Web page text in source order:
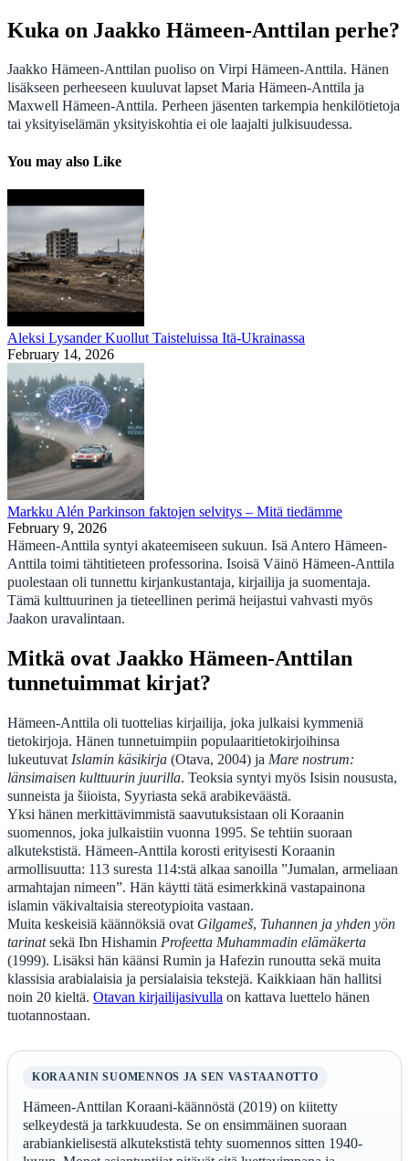
Kuka on Jaakko Hämeen-Anttilan perhe?
Jaakko Hämeen-Anttilan puoliso on Virpi Hämeen-Anttila. Hänen
lisäkseen perheeseen kuuluvat lapset Maria Hämeen-Anttila ja
Maxwell Hämeen-Anttila. Perheen jäsenten tarkempia henkilötietoja
tai yksityiselämän yksityiskohtia ei ole laajalti julkisuudessa.
You may also Like
Aleksi Lysander Kuollut Taisteluissa Itä-Ukrainassa
February 14, 2026
Markku Alén Parkinson faktojen selvitys – Mitä tiedämme
February 9, 2026
Hämeen-Anttila syntyi akateemiseen sukuun. Isä Antero Hämeen-
Anttila toimi tähtitieteen professorina. Isoisä Väinö Hämeen-Anttila
puolestaan oli tunnettu kirjankustantaja, kirjailija ja suomentaja.
Tämä kulttuurinen ja tieteellinen perimä heijastui vahvasti myös
Jaakon uravalintaan.
Mitkä ovat Jaakko Hämeen-Anttilan
tunnetuimmat kirjat?
Hämeen-Anttila oli tuottelias kirjailija, joka julkaisi kymmeniä
tietokirjoja. Hänen tunnetuimpiin populaaritietokirjoihinsa
lukeutuvat Islamin käsikirja (Otava, 2004) ja Mare nostrum:
länsimaisen kulttuurin juurilla. Teoksia syntyi myös Isisin noususta,
sunneista ja šiioista, Syyriasta sekä arabikeväästä.
Yksi hänen merkittävimmistä saavutuksistaan oli Koraanin
suomennos, joka julkaistiin vuonna 1995. Se tehtiin suoraan
alkutekstistä. Hämeen-Anttila korosti erityisesti Koraanin
armollisuutta: 113 suresta 114:stä alkaa sanoilla ”Jumalan, armeliaan
armahtajan nimeen”. Hän käytti tätä esimerkkinä vastapainona
islamin väkivaltaisia stereotypioita vastaan.
Muita keskeisiä käännöksiä ovat Gilgameš, Tuhannen ja yhden yön
tarinatsekä Ibn Hishamin Profeetta Muhammadin elämäkerta
(1999). Lisäksi hän käänsi Rumin ja Hafezin runoutta sekä muita
klassisia arabialaisia ja persialaisia tekstejä. Kaikkiaan hän hallitsi
noin 20 kieltä. Otavan kirjailijasivulla on kattava luettelo hänen
tuotannostaan.
KORAANIN SUOMENNOS JA SEN VASTAANOTTO
Hämeen-Anttilan Koraani-käännöstä (2019) on kiitetty
selkeydestä ja tarkkuudesta. Se on ensimmäinen suoraan
arabiankielisestä alkutekstistä tehty suomennos sitten 1940-